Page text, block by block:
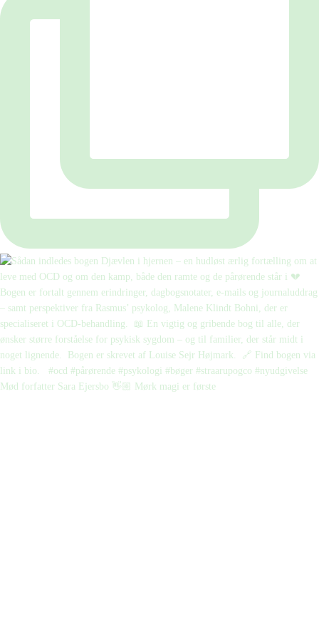
Mød forfatter Sara Ejersbo 👋🏼 Mørk magi er første